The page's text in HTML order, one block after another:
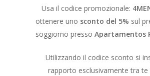
Usa il codice promozionale:
ottenere uno sconto del 5% sul
soggiorno presso Apartamentos
Utilizzando il codice sconto si
rapporto esclusivamente tra te